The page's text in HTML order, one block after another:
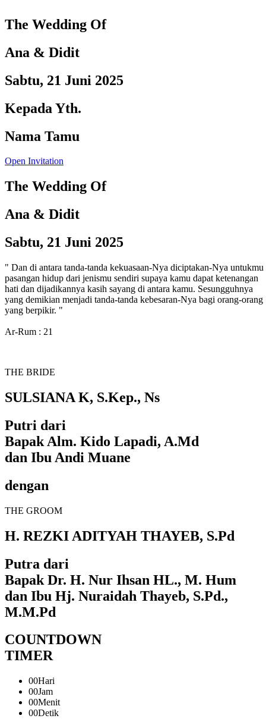
The Wedding Of
Ana & Didit
Sabtu, 21 Juni 2025
Kepada Yth.
Nama Tamu
Open Invitation
The Wedding Of
Ana & Didit
Sabtu, 21 Juni 2025
" Dan di antara tanda-tanda kekuasaan-Nya diciptakan-Nya untukmu
pasangan hidup dari jenismu sendiri supaya kamu dapat ketenangan
hati dan dijadikannya kasih sayang di antara kamu. Sesungguhnya
yang demikian menjadi tanda-tanda kebesaran-Nya bagi orang-orang
yang berpikir. "
Ar-Rum : 21
THE BRIDE
SULSIANA K, S.Kep., Ns
Putri dari
Bapak Alm. Kido Lapadi, A.Md
dan Ibu Andi Muane
dengan
THE GROOM
H. REZKI ADITYAH THAYEB, S.Pd
Putra dari
Bapak Dr. H. Nur Ihsan HL., M. Hum
dan Ibu Hj. Nuraidah Thayeb, S.Pd.,
M.M.Pd
COUNTDOWN
TIMER
00Hari
00Jam
00Menit
00Detik